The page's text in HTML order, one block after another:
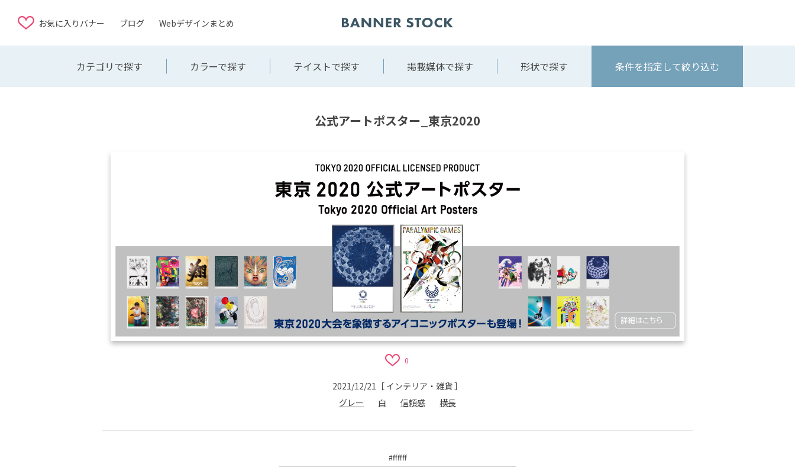
お気に入りバナー ブログ Webデザインまとめ
カテゴリで探す カラーで探す テイストで探す 掲載媒体で探す 形状で探す 条件を指定して絞り込む
公式アートポスター_東京2020
0
2021/12/21 ［ インテリア・雑貨］
グレー
白 信頼感 横長
#ffffff